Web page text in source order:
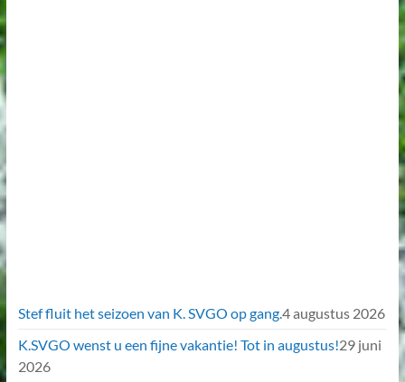
Stef fluit het seizoen van K. SVGO op gang.4 augustus 2026
K.SVGO wenst u een fijne vakantie! Tot in augustus!29 juni
2026